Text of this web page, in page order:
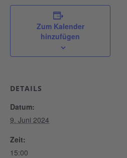
Zum Kalender
hinzufügen
DETAILS
Datum:
9. Juni 2024
Zeit:
15:00